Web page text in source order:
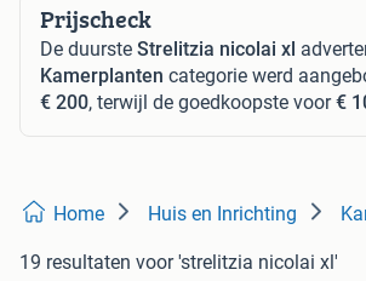
Prijscheck
De duurste Strelitzia nicolai xl
Kamerplanten categorie werd
€ 200, terwijl de goedkoopste voor€
Home Huis en Inrichting
19 resultaten voor 'strelitzia nicolai xl'